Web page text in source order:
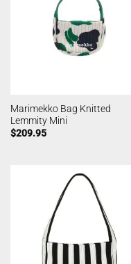
Marimekko Bag Knitted
Lemmity Mini
$209.95